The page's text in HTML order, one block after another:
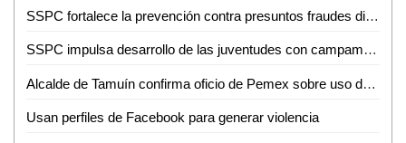
SSPC fortalece la prevención contra presuntos fraudes digitales
SSPC impulsa desarrollo de las juventudes con campamento de verano 2026
Alcalde de Tamuín confirma oficio de Pemex sobre uso de explosivos para actividades petroleras
Usan perfiles de Facebook para generar violencia